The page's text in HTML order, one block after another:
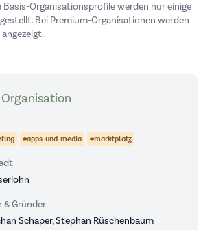
Basis-Organisationsprofile werden nur einige
Bei Premium-Organisationen werden
#apps-und-media #marktplatz
& Gründer
Schaper, Stephan Rüschenbaum